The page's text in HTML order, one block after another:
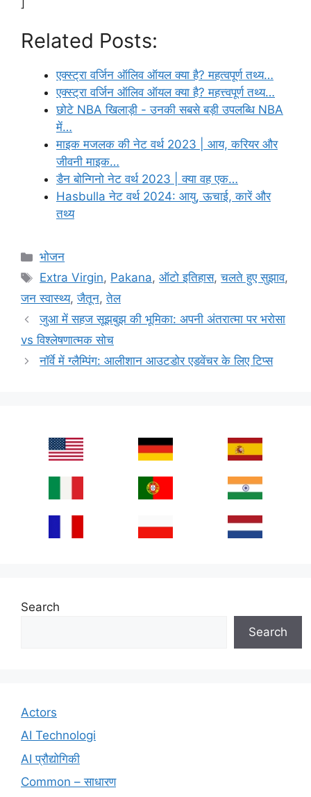
Related Posts:
एक्स्ट्रा वर्जिन ऑलिव ऑयल क्या है? महत्वपूर्ण तथ्य…
एक्स्ट्रा वर्जिन ऑलिव ऑयल क्या है? महत्त्वपूर्ण तथ्य…
छोटे NBA खिलाड़ी - उनकी सबसे बड़ी उपलब्धि NBA
में…
माइक मजलक की नेट वर्थ 2023 | आय, करियर और
जीवनी माइक…
डैन बोन्गिनो नेट वर्थ 2023 | क्या वह एक…
Hasbulla नेट वर्थ 2024: आयु, ऊचाई, कारें और
तथ्य
Categories
भोजन
Tags
Extra Virgin, Pakana,ऑटो इतिहास,चलते हुए सुझाव,
जन स्वास्थ्य,जैतून,तेल
जुआ में सहज सूझबुझ की भूमिका: अपनी अंतरात्मा पर भरोसा
vs विश्लेषणात्मक सोच
नॉर्वे में ग्लैम्पिंग: आलीशान आउटडोर एडवेंचर के लिए टिप्स
Search
Search
Actors
AI Technologi
AI प्रौद्योगिकी
Common – साधारण